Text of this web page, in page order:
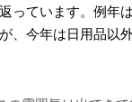
っています。例年
、今年は日用品以